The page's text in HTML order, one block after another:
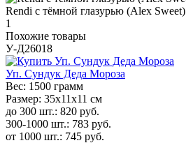
Rendi с тёмной глазурью (Alex Sweet)
1
Похожие товары
У-Д26018
Уп. Сундук Деда Мороза
Вес: 1500 грамм
Размер: 35х11х11 см
до 300 шт.: 820 руб.
300-1000 шт.: 783 руб.
от 1000 шт.: 745 руб.